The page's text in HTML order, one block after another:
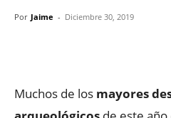
Por Jaime - Diciembre 30, 2019
Muchos de los mayores